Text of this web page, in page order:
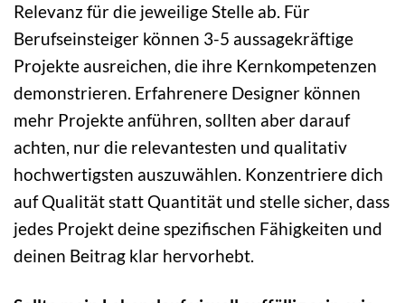
Relevanz für die jeweilige Stelle ab. Für
Berufseinsteiger können 3-5 aussagekräftige
Projekte ausreichen, die ihre Kernkompetenzen
demonstrieren. Erfahrenere Designer können
mehr Projekte anführen, sollten aber darauf
achten, nur die relevantesten und qualitativ
hochwertigsten auszuwählen. Konzentriere dich
auf Qualität statt Quantität und stelle sicher, dass
jedes Projekt deine spezifischen Fähigkeiten und
deinen Beitrag klar hervorhebt.